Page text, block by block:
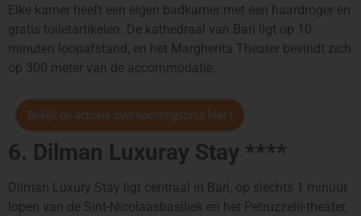
Elke kamer heeft een eigen badkamer met een haardroger en
gratis toiletartikelen. De kathedraal van Bari ligt op 10
minuten loopafstand, en het Margherita Theater bevindt zich
op 300 meter van de accommodatie.
6. Dilman Luxuray Stay ****
Dilman Luxury Stay ligt centraal in Bari, op slechts 1 minuut
lopen van de Sint-Nicolaasbasiliek en het Petruzzelli-theater,